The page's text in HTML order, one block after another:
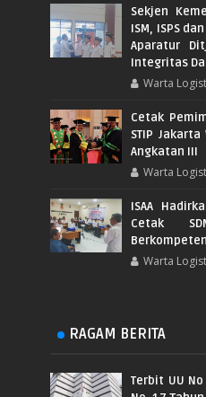
Sekjen
ISM, ISPS
Aparatur
Integritas
Warta
Cetak
STIP
Angkatan III
Warta
ISAA
Cetak
Berkompeten
Warta
RAGAM BERITA
Terbit UU